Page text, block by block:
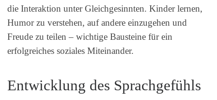
die Interaktion unter Gleichgesinnten. Kinder lernen,
Humor zu verstehen, auf andere einzugehen und
Freude zu teilen – wichtige Bausteine für ein
erfolgreiches soziales Miteinander.
Entwicklung des Sprachgefühls